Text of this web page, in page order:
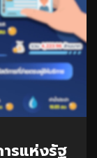
รแห่งรัฐ